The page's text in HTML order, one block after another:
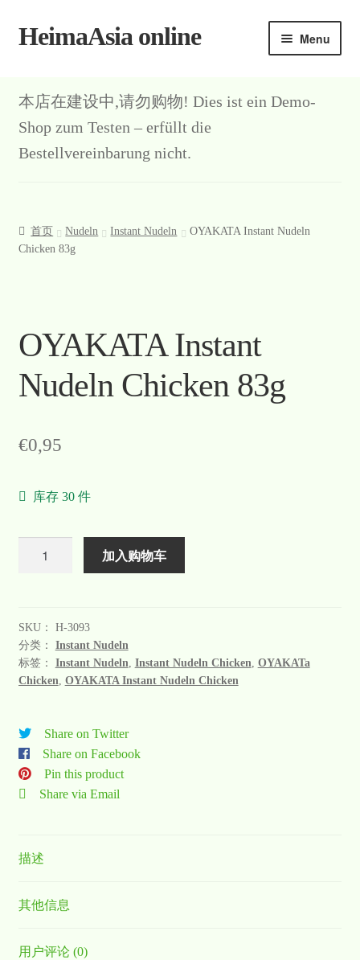
Skip
Skip
HeimaAsia online Menu
本店在建设中,请勿购物! Dies ist ein Demo-
Shop zum Testen – erfüllt die
Bestellvereinbarung nicht.
首页 Nudeln Instant Nudeln
OYAKATA Instant Nudeln
Chicken 83g
OYAKATA Instant
Nudeln Chicken 83g
€0,95
库存 30 件
加入购物车
SKU： H-3093
分类： Instant Nudeln
标签： Instant Nudeln Instant Nudeln Chicken OYAKATa
Chicken OYAKATA Instant Nudeln Chicken
Share on Twitter
Share on Facebook
Pin this product
Share via Email
描述
其他信息
用户评论 (0)